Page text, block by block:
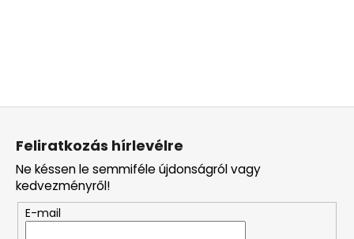
L
Feliratkozás hírlevélre
Ne késsen le semmiféle újdonságról vagy
kedvezményről!
E-mail